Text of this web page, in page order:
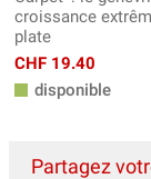
croissance
plate
CHF 19.40
disponible
Partagez